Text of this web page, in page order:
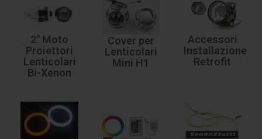
2" Moto
Proiettori
Lenticolari
Bi-Xenon
Cover per
Lenticolari
Mini H1
Accessori
Installazione
Retrofit